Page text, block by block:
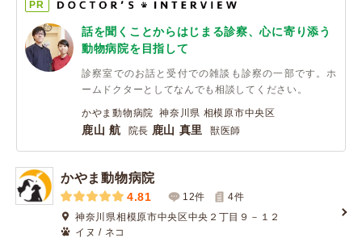
PR
話を聞くことからはじまる診察、心に寄り添う
動物病院を目指して
診察室でのお話と受付での雑談も診察の一部です。ホ
ームドクターとしてなんでも相談してください。
かやま動物病院 神奈川県 相模原市中央区
鹿山 航 院長 鹿山 真里 獣医師
かやま動物病院
4.81 12件 4件
神奈川県相模原市中央区中央２丁目９－１２
イヌ / ネコ